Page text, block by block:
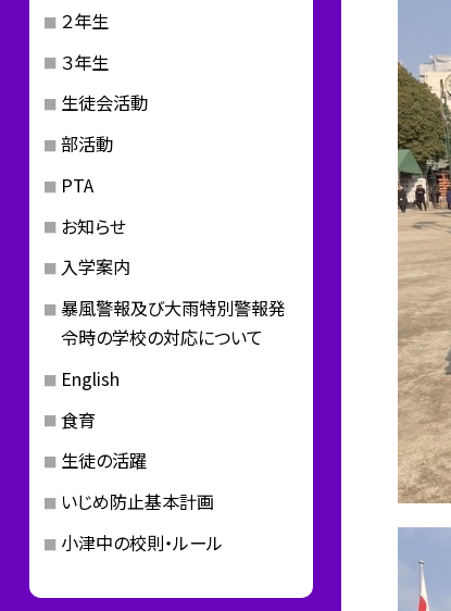
２年生
３年生
生徒会活動
部活動
PTA
お知らせ
入学案内
暴風警報及び大雨特別警報発
令時の学校の対応について
English
食育
生徒の活躍
いじめ防止基本計画
小津中の校則・ルール